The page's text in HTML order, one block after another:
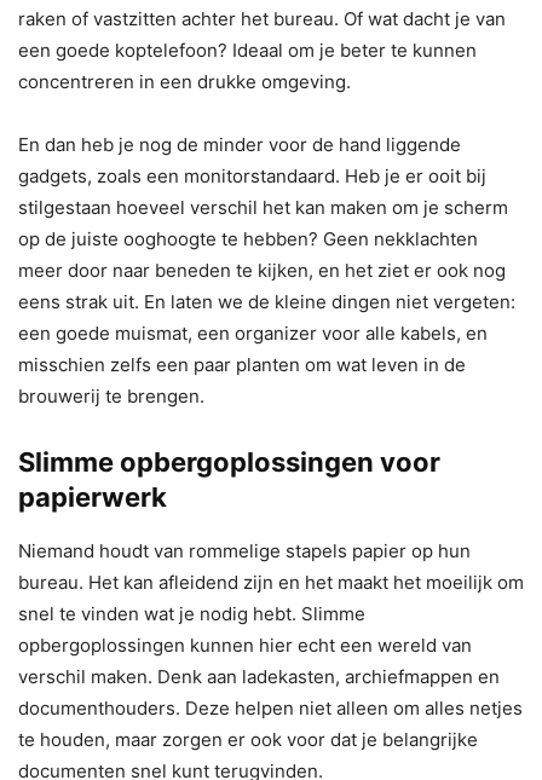
raken of vastzitten achter het bureau. Of wat dacht je van
een goede koptelefoon? Ideaal om je beter te kunnen
concentreren in een drukke omgeving.
En dan heb je nog de minder voor de hand liggende
gadgets, zoals een monitorstandaard. Heb je er ooit bij
stilgestaan hoeveel verschil het kan maken om je scherm
op de juiste ooghoogte te hebben? Geen nekklachten
meer door naar beneden te kijken, en het ziet er ook nog
eens strak uit. En laten we de kleine dingen niet vergeten:
een goede muismat, een organizer voor alle kabels, en
misschien zelfs een paar planten om wat leven in de
brouwerij te brengen.
Slimme opbergoplossingen voor
papierwerk
Niemand houdt van rommelige stapels papier op hun
bureau. Het kan afleidend zijn en het maakt het moeilijk om
snel te vinden wat je nodig hebt. Slimme
opbergoplossingen kunnen hier echt een wereld van
verschil maken. Denk aan ladekasten, archiefmappen en
documenthouders. Deze helpen niet alleen om alles netjes
te houden, maar zorgen er ook voor dat je belangrijke
documenten snel kunt terugvinden.